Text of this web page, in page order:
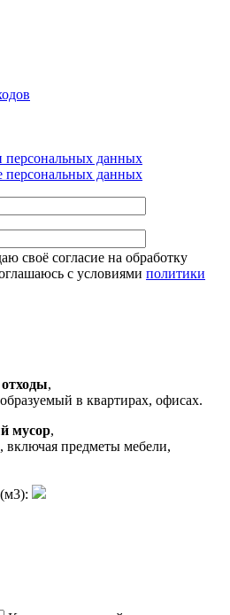
персональных данных
персональных данных
своё согласие на обработку
с условиями политики
,
в квартирах, офисах.
мусор,
включая предметы мебели,